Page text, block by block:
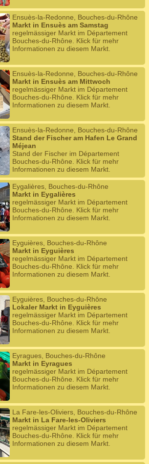
Ensuès-la-Redonne, Bouches-du-Rhône
Markt in Ensuès am Samstag
regelmässiger Markt im Département
Bouches-du-Rhône. Klick für mehr
Informationen zu diesem Markt.
Ensuès-la-Redonne, Bouches-du-Rhône
Markt in Ensuès am Mittwoch
regelmässiger Markt im Département
Bouches-du-Rhône. Klick für mehr
Informationen zu diesem Markt.
Ensuès-la-Redonne, Bouches-du-Rhône
Stand der Fischer am Hafen Le Grand
Méjean
Stand der Fischer im Département
Bouches-du-Rhône. Klick für mehr
Informationen zu diesem Markt.
Eygalières, Bouches-du-Rhône
Markt in Eygalières
regelmässiger Markt im Département
Bouches-du-Rhône. Klick für mehr
Informationen zu diesem Markt.
Eyguières, Bouches-du-Rhône
Markt in Eyguières
regelmässiger Markt im Département
Bouches-du-Rhône. Klick für mehr
Informationen zu diesem Markt.
Eyguières, Bouches-du-Rhône
Lokaler Markt in Eyguières
regelmässiger Markt im Département
Bouches-du-Rhône. Klick für mehr
Informationen zu diesem Markt.
Eyragues, Bouches-du-Rhône
Markt in Eyragues
regelmässiger Markt im Département
Bouches-du-Rhône. Klick für mehr
Informationen zu diesem Markt.
La Fare-les-Oliviers, Bouches-du-Rhône
Markt in La Fare-les-Oliviers
regelmässiger Markt im Département
Bouches-du-Rhône. Klick für mehr
Informationen zu diesem Markt.